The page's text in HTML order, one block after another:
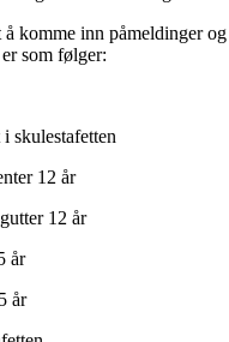
komme inn påmeldinger
som følger:
skulestafetten
12 år
12 år
år
år